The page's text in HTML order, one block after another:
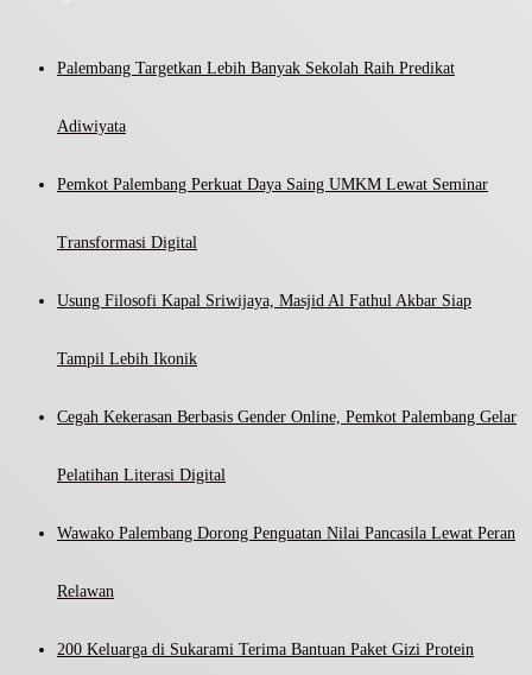
Palembang Targetkan Lebih Banyak Sekolah Raih Predikat
Adiwiyata
Pemkot Palembang Perkuat Daya Saing UMKM Lewat Seminar
Transformasi Digital
Usung Filosofi Kapal Sriwijaya, Masjid Al Fathul Akbar Siap
Tampil Lebih Ikonik
Cegah Kekerasan Berbasis Gender Online, Pemkot Palembang Gelar
Pelatihan Literasi Digital
Wawako Palembang Dorong Penguatan Nilai Pancasila Lewat Peran
Relawan
200 Keluarga di Sukarami Terima Bantuan Paket Gizi Protein